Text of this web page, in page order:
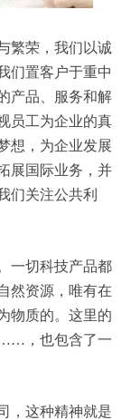
繁荣，我们以诚
们置客户于重中
产品、服务和解
员工为企业的真
想，为企业发展
展国际业务，并
们关注公共利
一切科技产品都
然资源，唯有在
物质的。这里的
……，也包含了一
，这种精神就是